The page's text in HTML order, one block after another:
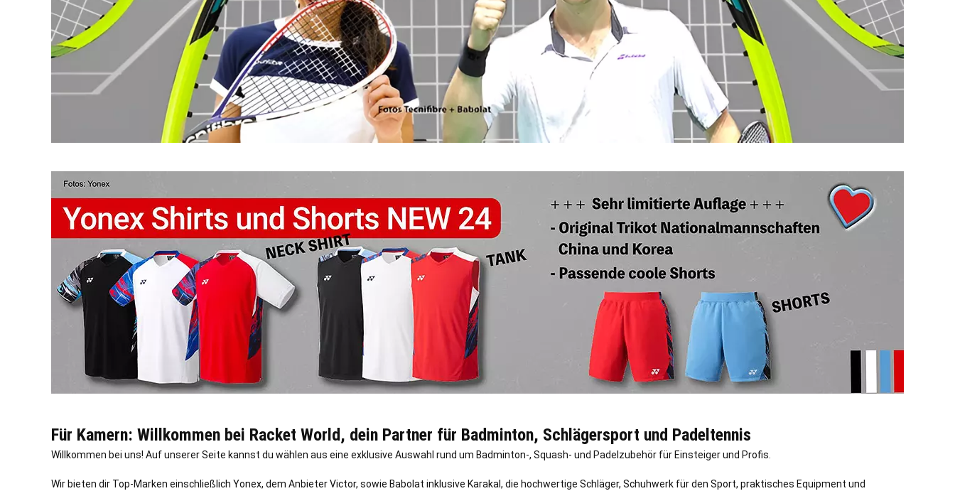
Für Kamern: Willkommen bei Racket World, dein Partner für Badminton, Schlägersport und Padeltennis
Willkommen bei uns! Auf unserer Seite kannst du wählen aus eine exklusive Auswahl rund um Badminton-, Squash- und Padelzubehör für Einsteiger und Profis.
Wir bieten dir Top-Marken einschließlich Yonex, dem Anbieter Victor, sowie Babolat inklusive Karakal, die hochwertige Schläger, Schuhwerk für den Sport, praktisches Equipment und